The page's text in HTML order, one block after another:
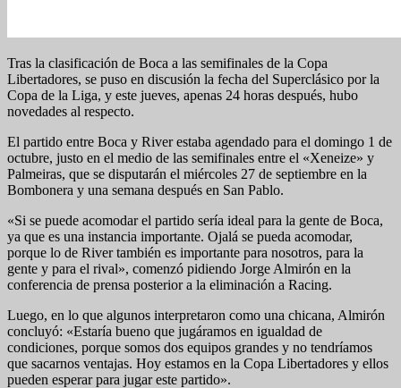
Tras la clasificación de Boca a las semifinales de la Copa
Libertadores, se puso en discusión la fecha del Superclásico por la
Copa de la Liga, y este jueves, apenas 24 horas después, hubo
novedades al respecto.
El partido entre Boca y River estaba agendado para el domingo 1 de
octubre, justo en el medio de las semifinales entre el «Xeneize» y
Palmeiras, que se disputarán el miércoles 27 de septiembre en la
Bombonera y una semana después en San Pablo.
«Si se puede acomodar el partido sería ideal para la gente de Boca,
ya que es una instancia importante. Ojalá se pueda acomodar,
porque lo de River también es importante para nosotros, para la
gente y para el rival», comenzó pidiendo Jorge Almirón en la
conferencia de prensa posterior a la eliminación a Racing.
Luego, en lo que algunos interpretaron como una chicana, Almirón
concluyó: «Estaría bueno que jugáramos en igualdad de
condiciones, porque somos dos equipos grandes y no tendríamos
que sacarnos ventajas. Hoy estamos en la Copa Libertadores y ellos
pueden esperar para jugar este partido».